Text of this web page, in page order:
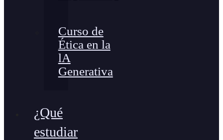
Curso de
Ética en la
lA
Generativa
¿Qué
estudiar